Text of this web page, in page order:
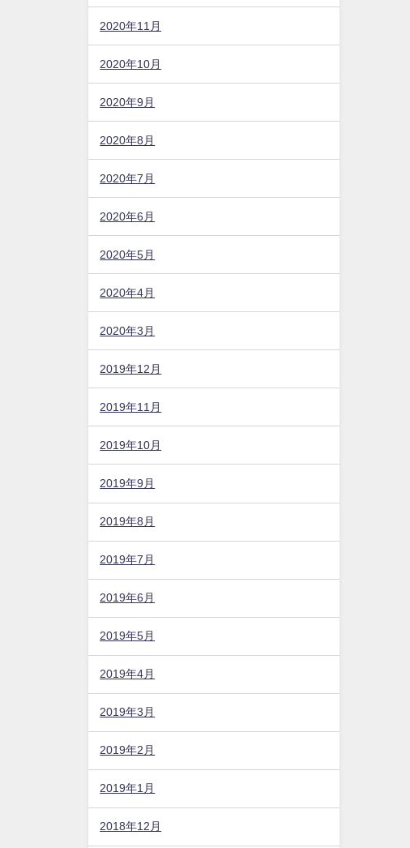
2020年11月
2020年10月
2020年9月
2020年8月
2020年7月
2020年6月
2020年5月
2020年4月
2020年3月
2019年12月
2019年11月
2019年10月
2019年9月
2019年8月
2019年7月
2019年6月
2019年5月
2019年4月
2019年3月
2019年2月
2019年1月
2018年12月